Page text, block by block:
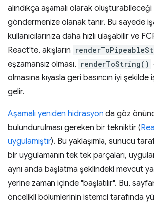
alındıkça aşamalı olarak
göndermenize olanak tanır. Bu sayede
kullanıcılarınıza daha hızlı ulaşabilir ve
React'te, akışların
eşzamansız olması, renderToString()
olmasına kıyasla geri basıncın iyi şekilde
gelir.
Aşamalı yeniden hidrasyon da göz
bulundurulması gereken bir tekniktir (
uygulamıştır). Bu yaklaşımla, sunucu
bir uygulamanın tek tek parçaları,
aynı anda başlatma şeklindeki mevcut
yerine zaman içinde "başlatılır". Bu,
öncelikli bölümlerinin istemci tarafında